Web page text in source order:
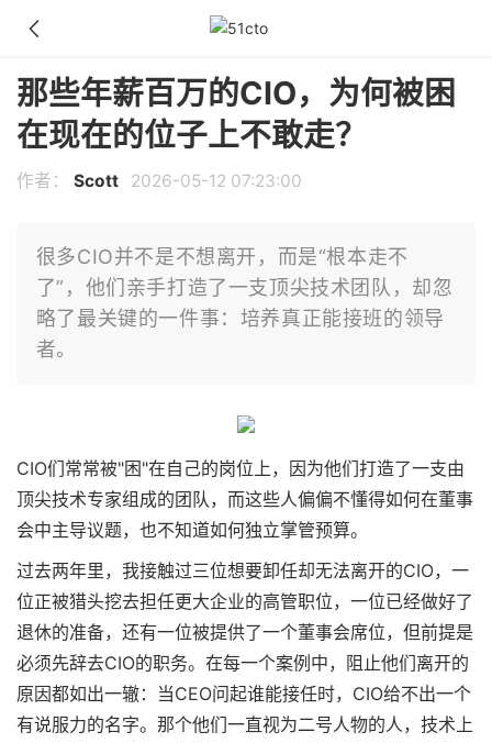
那些年薪百万的CIO，为何被困
在现在的位子上不敢走？
作者： Scott 2026-05-12 07:23:00
很多CIO并不是不想离开，而是“根本走不
了”，他们亲手打造了一支顶尖技术团队，却忽
略了最关键的一件事：培养真正能接班的领导
者。
CIO们常常被"困"在自己的岗位上，因为他们打造了一支由
顶尖技术专家组成的团队，而这些人偏偏不懂得如何在董事
会中主导议题，也不知道如何独立掌管预算。
过去两年里，我接触过三位想要卸任却无法离开的CIO，一
位正被猎头挖去担任更大企业的高管职位，一位已经做好了
退休的准备，还有一位被提供了一个董事会席位，但前提是
必须先辞去CIO的职务。在每一个案例中，阻止他们离开的
原因都如出一辙：当CEO问起谁能接任时，CIO给不出一个
有说服力的名字。那个他们一直视为二号人物的人，技术上